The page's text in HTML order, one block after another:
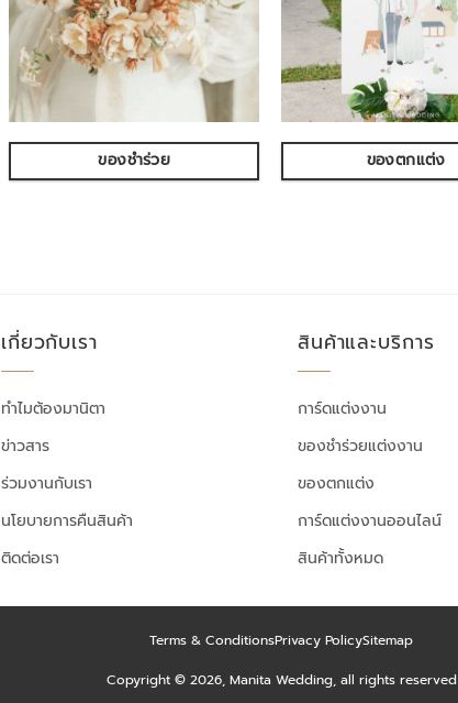
ของชำร่วย ของตกแต่ง
เกี่ยวกับเรา
ทำไมต้องมานิตา
ข่าวสาร
ร่วมงานกับเรา
นโยบายการคืนสินค้า
ติดต่อเรา
สินค้าและบริการ
การ์ดแต่งงาน
ของชำร่วยแต่งงาน
ของตกแต่ง
การ์ดแต่งงานออนไลน์
สินค้าทั้งหมด
Terms & ConditionsPrivacy PolicySitemap
Copyright © 2026, Manita Wedding, all rights reserved